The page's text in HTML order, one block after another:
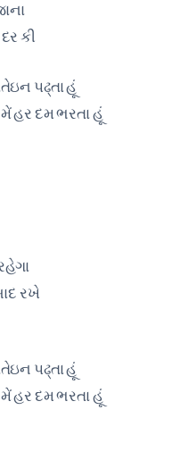
કી
પઢ્તા હૂં
હર દમ ભરતા હૂં
રખે
પઢ્તા હૂં
હર દમ ભરતા હૂં